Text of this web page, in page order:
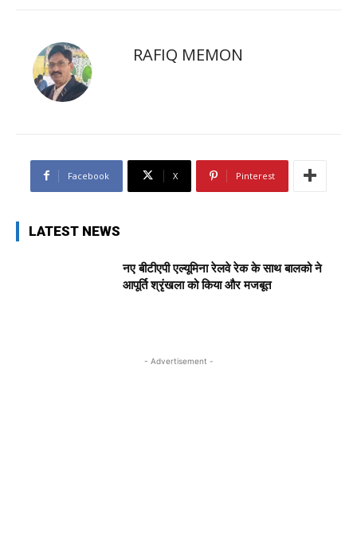
RAFIQ MEMON
Facebook X Pinterest
LATEST NEWS
नए बीटीएपी एल्यूमिना रेलवे रेक के साथ बालको ने
आपूर्ति श्रृंखला को किया और मजबूत
- Advertisement -